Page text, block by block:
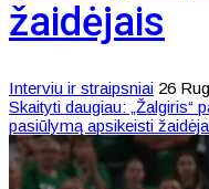
žaidėjais
Interviu ir straipsniai 26
Skaityti daugiau: „Žalgiris“
pasiūlymą apsikeisti